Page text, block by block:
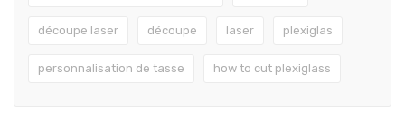
découpe laser découpe laser plexiglas
personnalisation de tasse how to cut plexiglass